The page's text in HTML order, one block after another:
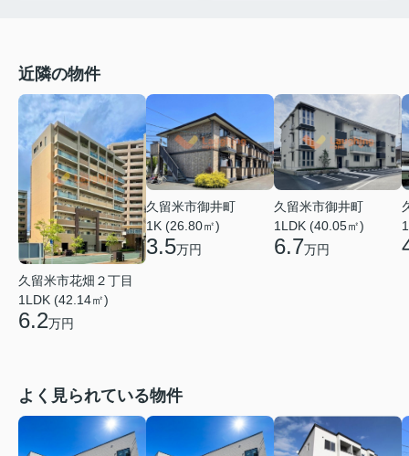
近隣の物件
久留米市花畑２丁目
1LDK (42.14㎡)
6.2万円
久留米市御井町
1K (26.80㎡)
3.5万円
久留米市御井町
1LDK (40.05㎡)
6.7万円
よく見られている物件